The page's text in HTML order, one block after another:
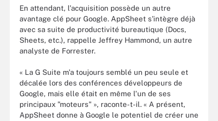
En attendant, l'acquisition possède un autre
avantage clé pour Google. AppSheet s'intègre déjà
avec sa suite de productivité bureautique (Docs,
Sheets, etc.), rappelle Jeffrey Hammond, un autre
analyste de Forrester.
« La G Suite m'a toujours semblé un peu seule et
décalée lors des conférences développeurs de
Google, mais elle était en même l'un de ses
principaux "moteurs" », raconte-t-il. « A présent,
AppSheet donne à Google le potentiel de créer une